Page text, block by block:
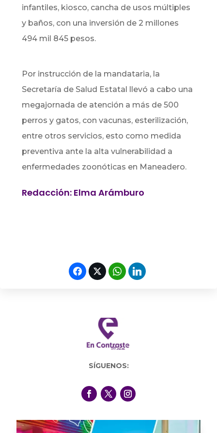
infantiles, kiosco, cancha de usos múltiples
y baños, con una inversión de 2 millones
494 mil 845 pesos.
Por instrucción de la mandataria, la
Secretaría de Salud Estatal llevó a cabo una
megajornada de atención a más de 500
perros y gatos, con vacunas, esterilización,
entre otros servicios, esto como medida
preventiva ante la alta vulnerabilidad a
enfermedades zoonóticas en Maneadero.
Redacción: Elma Arámburo
SÍGUENOS: